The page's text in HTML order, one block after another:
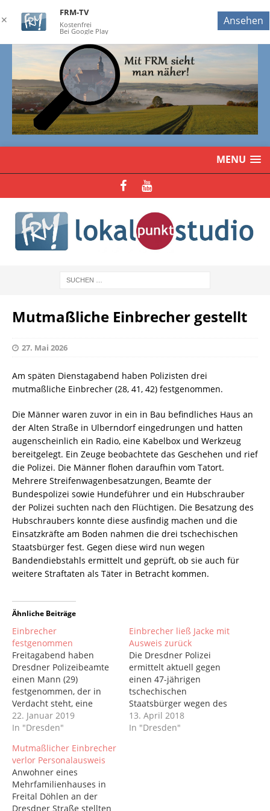
MENU
Mutmaßliche Einbrecher gestellt
27. Mai 2026
Am späten Dienstagabend haben Polizisten drei
mutmaßliche Einbrecher (28, 41, 42) festgenommen.
Die Männer waren zuvor in ein in Bau befindliches Haus an
der Alten Straße in Ulberndorf eingedrungen und hatten
augenscheinlich ein Radio, eine Kabelbox und Werkzeug
bereitgelegt. Ein Zeuge beobachtete das Geschehen und rief
die Polizei. Die Männer flohen daraufhin vom Tatort.
Mehrere Streifenwagenbesatzungen, Beamte der
Bundespolizei sowie Hundeführer und ein Hubschrauber
der Polizei suchten nach den Flüchtigen. Die Besatzung des
Hubschraubers konnte diese ausfindig machen und die
Einsatzkräfte am Boden nahmen die drei tschechischen
Staatsbürger fest. Gegen diese wird nun wegen
Bandendiebstahls ermittelt und geprüft, ob sie auch für
weitere Straftaten als Täter in Betracht kommen.
Ähnliche Beiträge
Einbrecher
festgenommen
Freitagabend haben
Dresdner Polizeibeamte
einen Mann (29)
festgenommen, der in
Verdacht steht, eine
Vielzahl von Diebstählen
begangen zu haben.
fanden Polizisten in einer
Tiefgarage in Dresden an
der Straße Am
Wasserwerk einen
Mercedes ohne
22. Januar 2019
In "Dresden"
Einbrecher ließ Jacke mit
Ausweis zurück
Die Dresdner Polizei
ermittelt aktuell gegen
einen 47-jährigen
tschechischen
Staatsbürger wegen des
Verdachts des Einbruchs
in eine Wohnung an der
13. April 2018
In "Dresden"
Mutmaßlicher Einbrecher
verlor Personalausweis
Anwohner eines
Mehrfamilienhauses in
Freital Döhlen an der
Dresdner Straße stellten
✕
FRM-TV
Kostenfrei
Bei Google Play
Ansehen